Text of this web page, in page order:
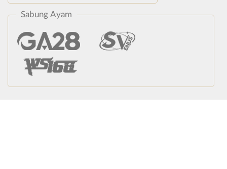
Sabung Ayam